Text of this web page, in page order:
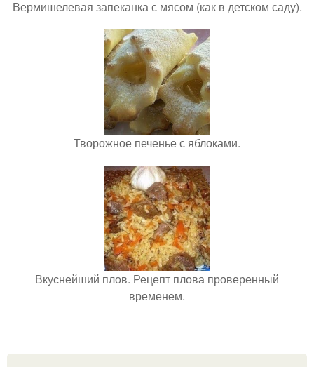
Вермишелевая запеканка с мясом (как в детском саду).
Творожное печенье с яблоками.
Вкуснейший плов. Рецепт плова проверенный
временем.